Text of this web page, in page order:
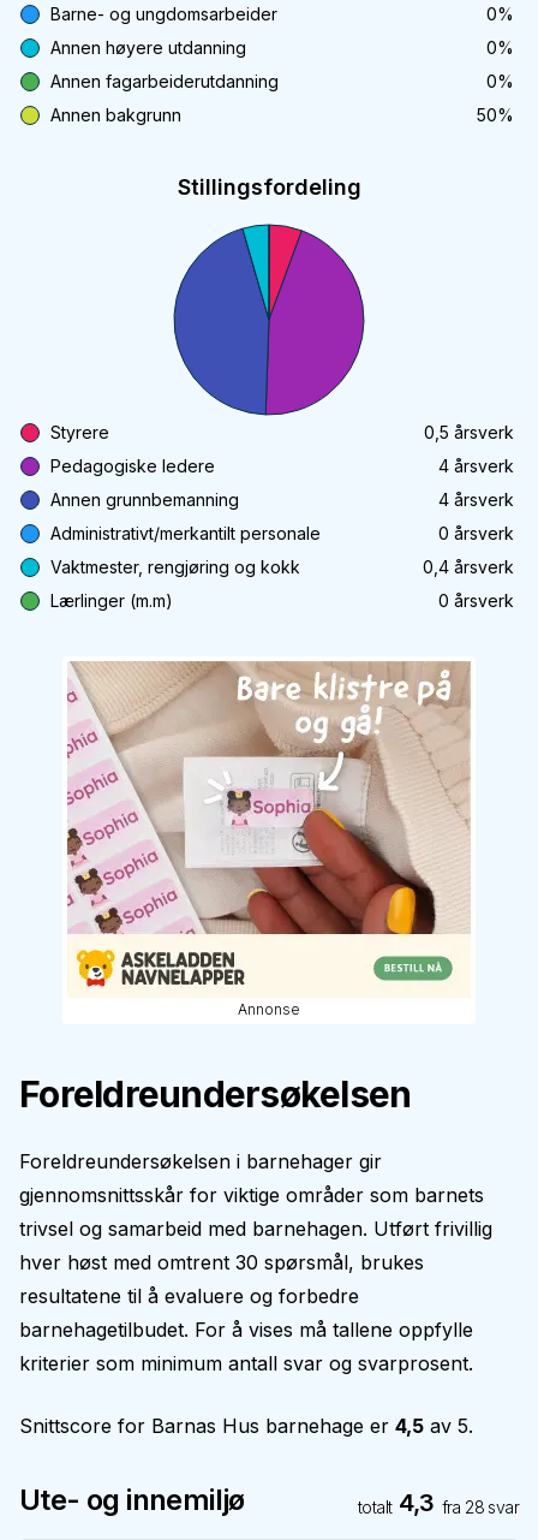
Barne- og ungdomsarbeider
0%
Annen høyere utdanning
0%
Annen fagarbeiderutdanning
0%
Annen bakgrunn
50%
Stillingsfordeling
Styrere 0,5 årsverk
Pedagogiske ledere
4 årsverk
Annen grunnbemanning
4 årsverk
Administrativt/merkantilt personale
0 årsverk
Vaktmester, rengjøring og kokk
0,4 årsverk
Lærlinger (m.m)
0 årsverk
Annonse
Foreldreundersøkelsen
Foreldreundersøkelsen i barnehager gir
gjennomsnittsskår for viktige områder som barnets
trivsel og samarbeid med barnehagen. Utført frivillig
hver høst med omtrent 30 spørsmål, brukes
resultatene til å evaluere og forbedre
barnehagetilbudet. For å vises må tallene oppfylle
kriterier som minimum antall svar og svarprosent.
Snittscore for Barnas Hus barnehage er 4,5 av 5.
Ute- og innemiljø totalt 4,3 fra 28 svar